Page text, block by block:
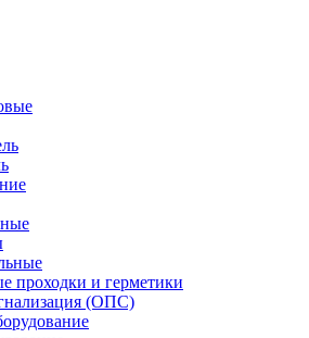
проходки и герметики
(ОПС)